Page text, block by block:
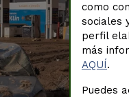
como
sociales
perfil
más
AQUÍ.
Puedes